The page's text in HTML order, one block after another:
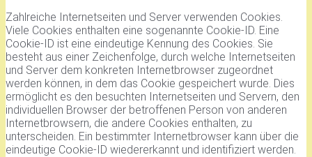
Zahlreiche Internetseiten und Server verwenden Cookies.
Viele Cookies enthalten eine sogenannte Cookie-ID. Eine
Cookie-ID ist eine eindeutige Kennung des Cookies. Sie
besteht aus einer Zeichenfolge, durch welche Internetseiten
und Server dem konkreten Internetbrowser zugeordnet
werden können, in dem das Cookie gespeichert wurde. Dies
ermöglicht es den besuchten Internetseiten und Servern, den
individuellen Browser der betroffenen Person von anderen
Internetbrowsern, die andere Cookies enthalten, zu
unterscheiden. Ein bestimmter Internetbrowser kann über die
eindeutige Cookie-ID wiedererkannt und identifiziert werden.